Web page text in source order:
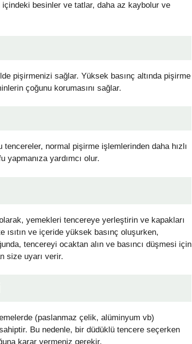
içindeki besinler ve tatlar, daha az kaybolur ve
pişirmenizi sağlar. Yüksek basınç altında pişirme
çoğunu korumasını sağlar.
normal pişirme işlemlerinden daha hızlı
yardımcı olur.
yemekleri tencereye yerleştirin ve kapakları
ve içeride yüksek basınç oluşurken,
tencereyi ocaktan alın ve basıncı düşmesi için
size uyarı verir.
(paslanmaz çelik, alüminyum vb)
Bu nedenle, bir düdüklü tencere seçerken
karar vermeniz gerekir.